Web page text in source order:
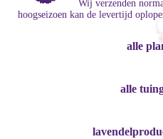
Wij verzenden
hoogseizoen kan de levertijd
alle
alle